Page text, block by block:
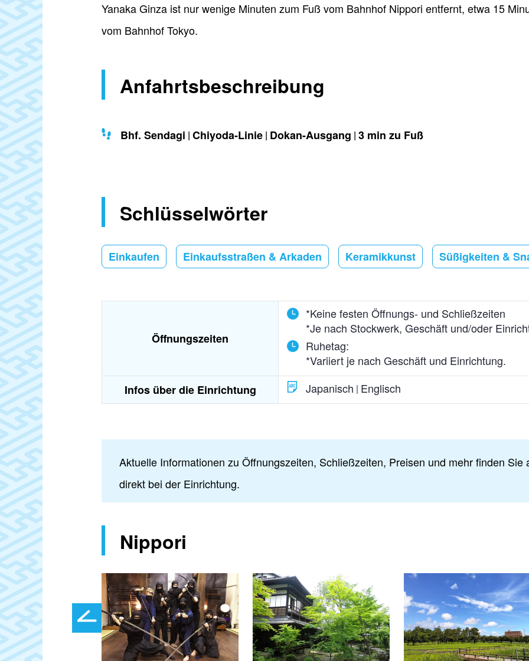
Yanaka Ginza ist nur wenige Minuten zum Fuß vom Bahnhof Nippori entfernt, etwa 15
vom Bahnhof Tokyo.
Anfahrtsbeschreibung
Bhf. Sendagi Chiyoda-Linie Dokan-Ausgang 3 min zu Fuß
Schlüsselwörter
Einkaufen Einkaufsstraßen & Arkaden Keramikkunst Süßigkeiten &
Öffnungszeiten
*Keine festen Öffnungs- und Schließzeiten
*Je nach Stockwerk, Geschäft und/oder
Ruhetag:
*Variiert je nach Geschäft und Einrichtung.
Infos über die Einrichtung
Japanisch Englisch
Aktuelle Informationen zu Öffnungszeiten, Schließzeiten, Preisen und mehr finden Sie
direkt bei der Einrichtung.
Nippori